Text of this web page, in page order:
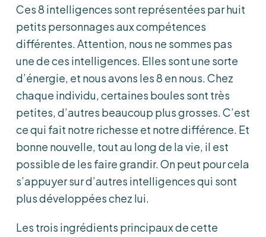
Ces 8 intelligences sont représentées par huit
petits personnages aux compétences
différentes. Attention, nous ne sommes pas
une de ces intelligences. Elles sont une sorte
d’énergie, et nous avons les 8 en nous. Chez
chaque individu, certaines boules sont très
petites, d’autres beaucoup plus grosses. C’est
ce qui fait notre richesse et notre différence. Et
bonne nouvelle, tout au long de la vie, il est
possible de les faire grandir. On peut pour cela
s’appuyer sur d’autres intelligences qui sont
plus développées chez lui.
Les trois ingrédients principaux de cette